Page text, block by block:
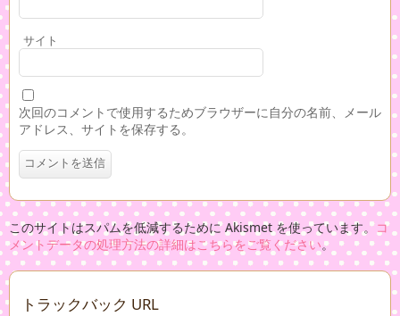
サイト
次回のコメントで使用するためブラウザーに自分の名前、メール
アドレス、サイトを保存する。
このサイトはスパムを低減するために Akismet を使っています。コ
メントデータの処理方法の詳細はこちらをご覧ください。
トラックバック URL